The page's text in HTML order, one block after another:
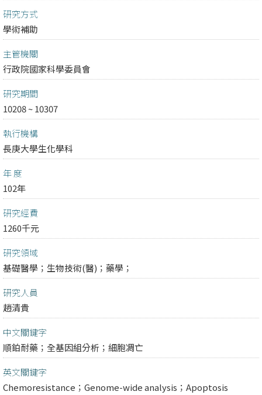
研究方式
學術補助
主管機關
行政院國家科學委員會
研究期間
10208 ~ 10307
執行機構
長庚大學生化學科
年 度
102年
研究經費
1260千元
研究領域
基礎醫學； 生物技術(醫)； 藥學；
研究人員
趙清貴
中文關鍵字
順鉑耐藥；全基因組分析；細胞凋亡
英文關鍵字
Chemoresistance；Genome-wide analysis；Apoptosis